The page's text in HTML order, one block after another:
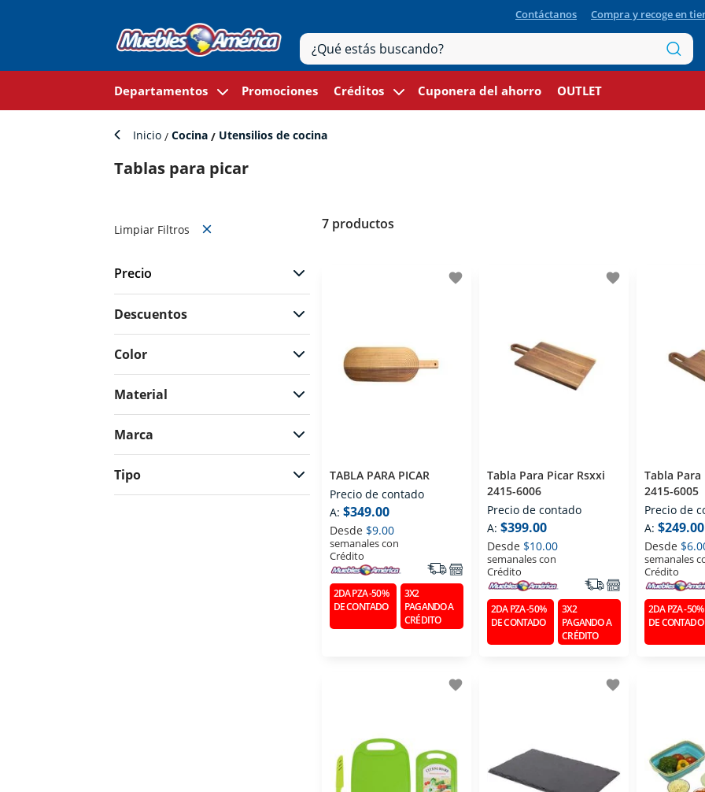
Contáctanos Compra y recoge en
Departamentos Promociones Créditos Cuponera del ahorro OUTLET
Inicio Cocina Utensilios de cocina
Tablas para picar
Limpiar Filtros
Precio
$99 $399
Descuentos
Color
Material
Marca
Tipo
7 productos
favorite
TABLA PARA PICAR
Precio de contado
A: $349.00
Desde $9.00
semanales con
Crédito
2DA PZA -50%
DE CONTADO
3X2
PAGANDO A
CRÉDITO
favorite
Tabla Para Picar Rsxxi
2415-6006
Precio de contado
A: $399.00
Desde $10.00
semanales con
Crédito
2DA PZA -50%
DE CONTADO
3X2
PAGANDO A
CRÉDITO
Tabla Para
2415-6005
Precio de
A: $249.00
Desde
semanales
Crédito
2DA PZA -50%
DE CONTADO
favorite favorite